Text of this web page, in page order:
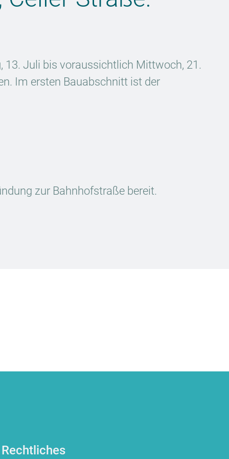
13. Juli bis voraussichtlich Mittwoch, 21.
Im ersten Bauabschnitt ist der
zur Bahnhofstraße bereit.
Rechtliches